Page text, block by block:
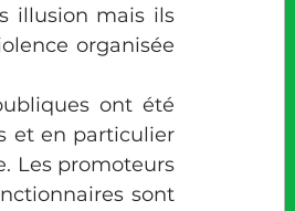
illusion mais ils
organisée
ont été
et en particulier
Les promoteurs
sont